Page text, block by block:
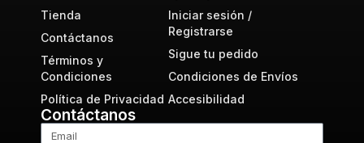
Tienda
Contáctanos
Términos y
Condiciones
Política de Privacidad
Iniciar sesión /
Registrarse
Sigue tu pedido
Condiciones de Envíos
Accesibilidad
Contáctanos